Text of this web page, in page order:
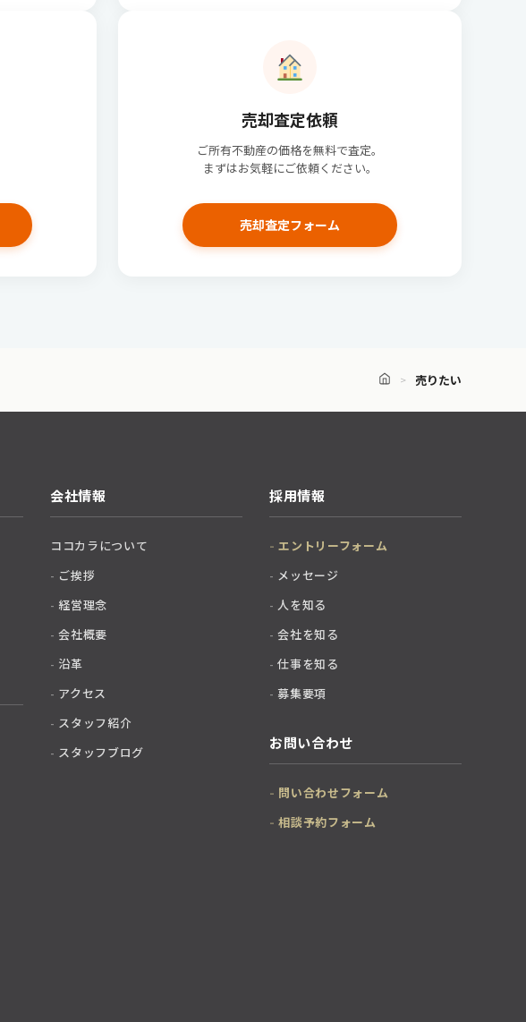
売却査定依頼
ご所有不動産の価格を無料で査定。
まずはお気軽にご依頼ください。
売却査定フォーム
売りたい
会社情報
ココカラについて
ご挨拶
経営理念
会社概要
沿革
アクセス
スタッフ紹介
スタッフブログ
採用情報
エントリーフォーム
メッセージ
人を知る
会社を知る
仕事を知る
募集要項
お問い合わせ
問い合わせフォーム
相談予約フォーム